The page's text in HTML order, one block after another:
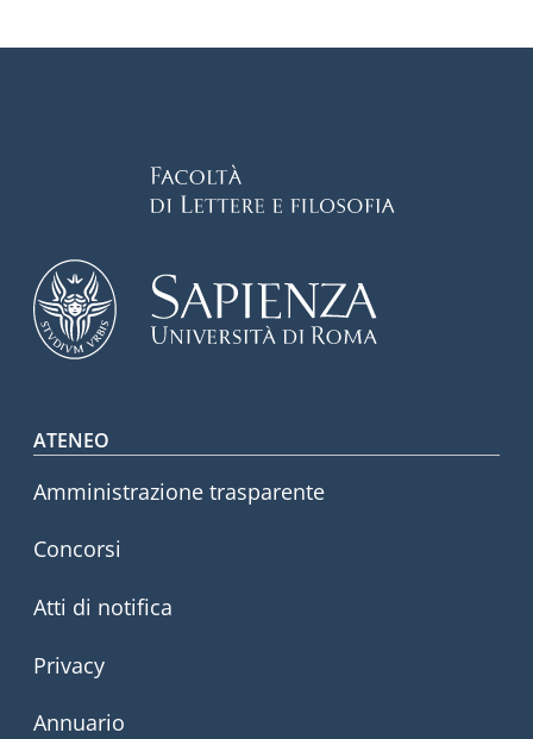
Footer menu
ATENEO
Amministrazione trasparente
Concorsi
Atti di notifica
Privacy
Annuario